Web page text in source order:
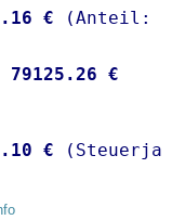
€
79125.26 €
€